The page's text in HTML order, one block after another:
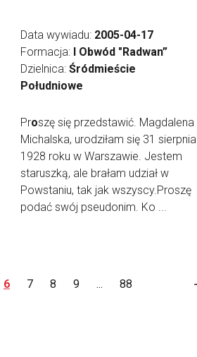
Data wywiadu: 2005-04-17
Formacja: I Obwód "Radwan”
Dzielnica: Śródmieście
Południowe
Proszę się przedstawić. Magdalena
Michalska, urodziłam się 31 sierpnia
1928 roku w Warszawie. Jestem
staruszką, ale brałam udział w
Powstaniu, tak jak wszyscy.Proszę
podać swój pseudonim. Ko ...
6 7 8 9 ... 88